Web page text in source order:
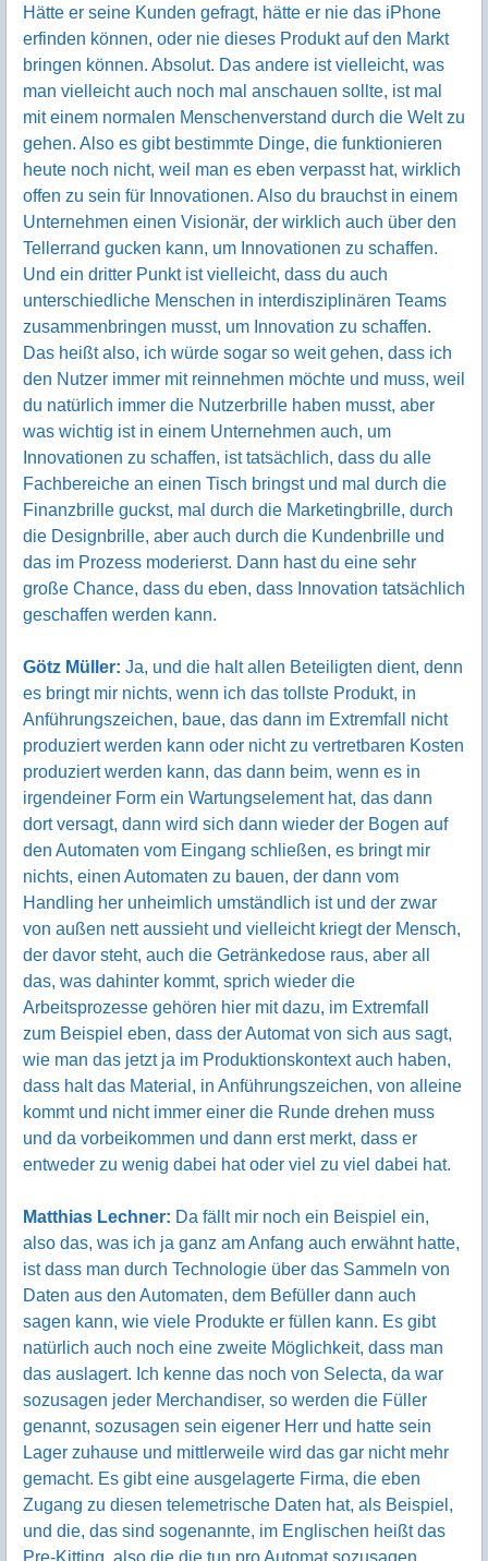
Hätte er seine Kunden gefragt, hätte er nie das iPhone
erfinden können, oder nie dieses Produkt auf den Markt
bringen können. Absolut. Das andere ist vielleicht, was
man vielleicht auch noch mal anschauen sollte, ist mal
mit einem normalen Menschenverstand durch die Welt zu
gehen. Also es gibt bestimmte Dinge, die funktionieren
heute noch nicht, weil man es eben verpasst hat, wirklich
offen zu sein für Innovationen. Also du brauchst in einem
Unternehmen einen Visionär, der wirklich auch über den
Tellerrand gucken kann, um Innovationen zu schaffen.
Und ein dritter Punkt ist vielleicht, dass du auch
unterschiedliche Menschen in interdisziplinären Teams
zusammenbringen musst, um Innovation zu schaffen.
Das heißt also, ich würde sogar so weit gehen, dass ich
den Nutzer immer mit reinnehmen möchte und muss, weil
du natürlich immer die Nutzerbrille haben musst, aber
was wichtig ist in einem Unternehmen auch, um
Innovationen zu schaffen, ist tatsächlich, dass du alle
Fachbereiche an einen Tisch bringst und mal durch die
Finanzbrille guckst, mal durch die Marketingbrille, durch
die Designbrille, aber auch durch die Kundenbrille und
das im Prozess moderierst. Dann hast du eine sehr
große Chance, dass du eben, dass Innovation tatsächlich
geschaffen werden kann.
Götz Müller: Ja, und die halt allen Beteiligten dient, denn
es bringt mir nichts, wenn ich das tollste Produkt, in
Anführungszeichen, baue, das dann im Extremfall nicht
produziert werden kann oder nicht zu vertretbaren Kosten
produziert werden kann, das dann beim, wenn es in
irgendeiner Form ein Wartungselement hat, das dann
dort versagt, dann wird sich dann wieder der Bogen auf
den Automaten vom Eingang schließen, es bringt mir
nichts, einen Automaten zu bauen, der dann vom
Handling her unheimlich umständlich ist und der zwar
von außen nett aussieht und vielleicht kriegt der Mensch,
der davor steht, auch die Getränkedose raus, aber all
das, was dahinter kommt, sprich wieder die
Arbeitsprozesse gehören hier mit dazu, im Extremfall
zum Beispiel eben, dass der Automat von sich aus sagt,
wie man das jetzt ja im Produktionskontext auch haben,
dass halt das Material, in Anführungszeichen, von alleine
kommt und nicht immer einer die Runde drehen muss
und da vorbeikommen und dann erst merkt, dass er
entweder zu wenig dabei hat oder viel zu viel dabei hat.
Matthias Lechner: Da fällt mir noch ein Beispiel ein,
also das, was ich ja ganz am Anfang auch erwähnt hatte,
ist dass man durch Technologie über das Sammeln von
Daten aus den Automaten, dem Befüller dann auch
sagen kann, wie viele Produkte er füllen kann. Es gibt
natürlich auch noch eine zweite Möglichkeit, dass man
das auslagert. Ich kenne das noch von Selecta, da war
sozusagen jeder Merchandiser, so werden die Füller
genannt, sozusagen sein eigener Herr und hatte sein
Lager zuhause und mittlerweile wird das gar nicht mehr
gemacht. Es gibt eine ausgelagerte Firma, die eben
Zugang zu diesen telemetrische Daten hat, als Beispiel,
und die, das sind sogenannte, im Englischen heißt das